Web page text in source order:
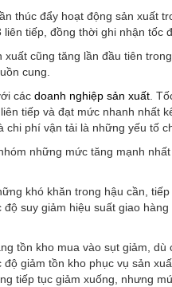
thúc đẩy hoạt động sản xuất
tiếp, đồng thời ghi nhận tốc
cũng tăng lần đầu tiên
cung.
các doanh nghiệp sản xuất .
tiếp và đạt mức nhanh nhất
phí vận tải là những yếu tố
những mức tăng mạnh
khó khăn trong hậu cần,
suy giảm hiệu suất giao
tồn kho mua vào sụt giảm, dù
giảm tồn kho phục vụ sản
tiếp tục giảm xuống, nhưng